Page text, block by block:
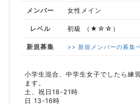
メンバー 女性メイン
レベル 初級 （★☆☆）
新規募集 >> 新規メンバーの募集
小学生混合、中学生女子でしたら練
ます。
土、祝日18-21時
日 13-16時